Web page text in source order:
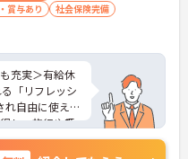
賞与あり
社会保険完備
充実＞有給休
「リフレッシ
れ自由に使える
し、旅行や趣
勤がなく日勤
やすく、仕事